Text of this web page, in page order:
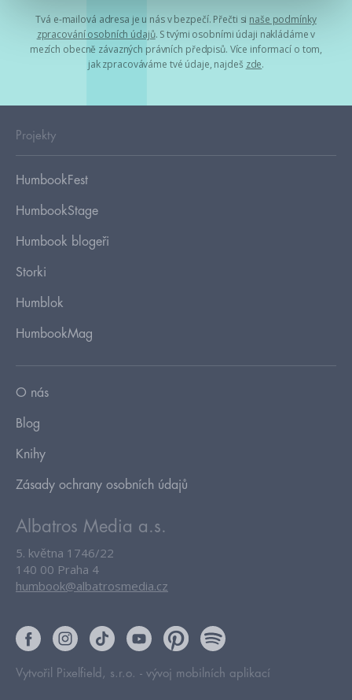
Tvá e-mailová adresa je u nás v bezpečí. Přečti si naše podmínky
zpracování osobních údajů. S tvými osobními údaji nakládáme v
mezích obecně závazných právních předpisů. Více informací o tom,
jak zpracováváme tvé údaje, najdeš zde.
Projekty
HumbookFest
HumbookStage
Humbook blogeři
Storki
Humblok
HumbookMag
O nás
Blog
Knihy
Zásady ochrany osobních údajů
Albatros Media a.s.
5. května 1746/22
140 00 Praha 4
humbook@albatrosmedia.cz
Vytvořil Pixelfield, s.r.o. - vývoj mobilních aplikací